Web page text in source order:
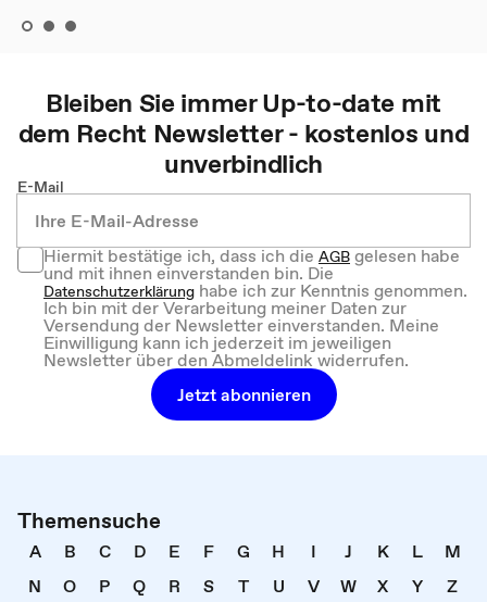
Bleiben Sie immer Up-to-date mit
dem Recht Newsletter - kostenlos und
unverbindlich
E-Mail
Hiermit bestätige ich, dass ich dieAGBgelesen habe
und mit ihnen einverstanden bin. Die
Datenschutzerklärung habe ich zur Kenntnis genommen.
Ich bin mit der Verarbeitung meiner Daten zur
Versendung der Newsletter einverstanden. Meine
Einwilligung kann ich jederzeit im jeweiligen
Newsletter über den Abmeldelink widerrufen.
Jetzt abonnieren
Themensuche
A B C D E F G H I J K L
M
N
O P Q R S T U V W X Y
Z